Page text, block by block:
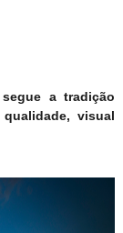
a tradição
visual